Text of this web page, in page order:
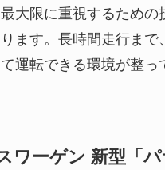
大限に重視するための
ます。長時間走行まで
運転できる環境が整っ
ワーゲン 新型「